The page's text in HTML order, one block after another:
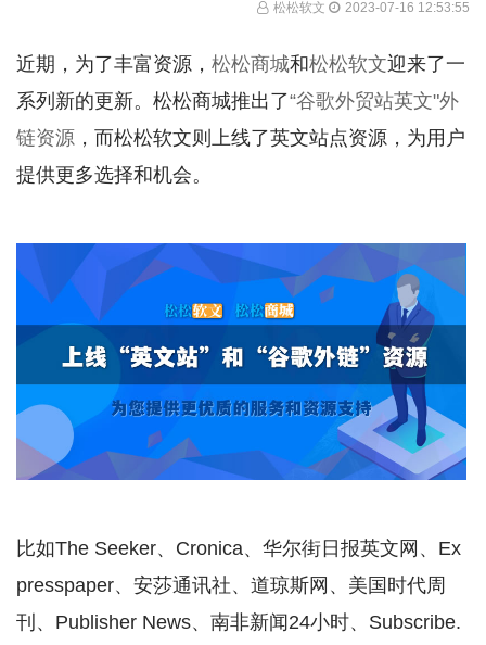
松松软文 2023-07-16 12:53:55
近期，为了丰富资源， 松松商城和松松软文迎来了一
系列新的更新。松松商城推出了“谷歌外贸站英文"外
链资源 ，而松松软文则上线了英文站点资源，为用户
提供更多选择和机会。
比如The Seeker、Cronica、华尔街日报英文网、Ex
presspaper、安莎通讯社、道琼斯网、美国时代周
刊、Publisher News、南非新闻24小时、Subscribe.